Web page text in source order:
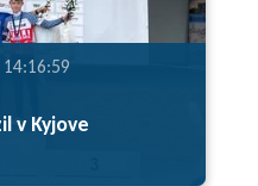
v Kyjove